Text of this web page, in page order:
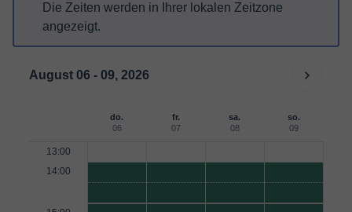
Die Zeiten werden in Ihrer lokalen Zeitzone
angezeigt.
August 06 - 09, 2026
do.
06
fr.
07
sa.
08
so.
09
13:00
14:00